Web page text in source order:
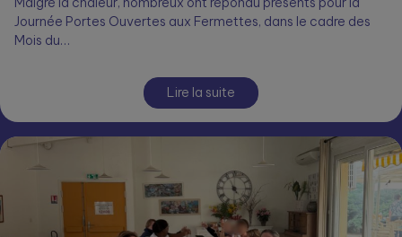
Journée Portes Ouvertes aux Fermettes, dans le cadre des
Mois du…
Lire la suite